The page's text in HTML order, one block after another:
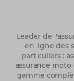
Leader de l'
en ligne des
particuliers :
assurance
gamme